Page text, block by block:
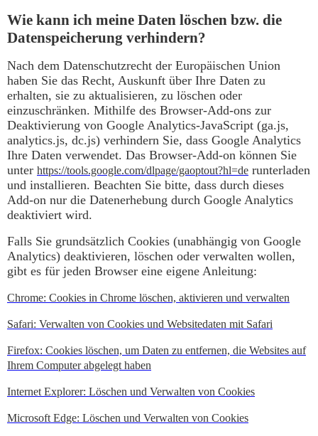
Wie kann ich meine Daten löschen bzw. die
Datenspeicherung verhindern?
Nach dem Datenschutzrecht der Europäischen Union
haben Sie das Recht, Auskunft über Ihre Daten zu
erhalten, sie zu aktualisieren, zu löschen oder
einzuschränken. Mithilfe des Browser-Add-ons zur
Deaktivierung von Google Analytics-JavaScript (ga.js,
analytics.js, dc.js) verhindern Sie, dass Google Analytics
Ihre Daten verwendet. Das Browser-Add-on können Sie
unter https://tools.google.com/dlpage/gaoptout?hl=de runterladen
und installieren. Beachten Sie bitte, dass durch dieses
Add-on nur die Datenerhebung durch Google Analytics
deaktiviert wird.
Falls Sie grundsätzlich Cookies (unabhängig von Google
Analytics) deaktivieren, löschen oder verwalten wollen,
gibt es für jeden Browser eine eigene Anleitung:
Chrome: Cookies in Chrome löschen, aktivieren und verwalten
Safari: Verwalten von Cookies und Websitedaten mit Safari
Firefox: Cookies löschen, um Daten zu entfernen, die Websites auf
Ihrem Computer abgelegt haben
Internet Explorer: Löschen und Verwalten von Cookies
Microsoft Edge: Löschen und Verwalten von Cookies